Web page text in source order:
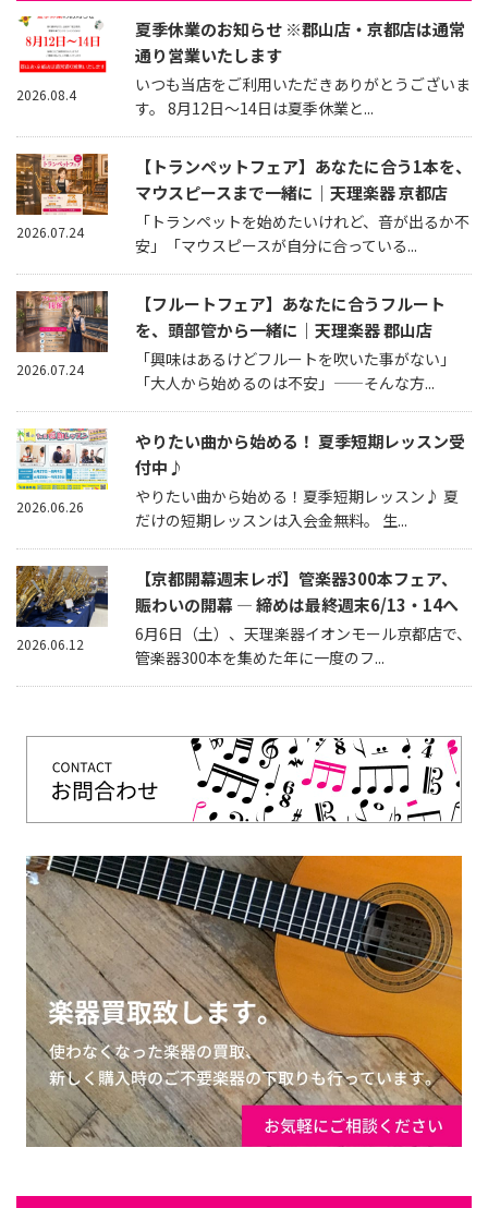
夏季休業のお知らせ ※郡山店・京都店は通常
通り営業いたします
いつも当店をご利用いただきありがとうございま
す。 8月12日～14日は夏季休業と...
2026.08.4
【トランペットフェア】あなたに合う1本を、
マウスピースまで一緒に｜天理楽器 京都店
「トランペットを始めたいけれど、音が出るか不
安」「マウスピースが自分に合っている...
2026.07.24
【フルートフェア】あなたに合うフルート
を、頭部管から一緒に｜天理楽器 郡山店
「興味はあるけどフルートを吹いた事がない」
「大人から始めるのは不安」——そんな方...
2026.07.24
やりたい曲から始める！ 夏季短期レッスン受
付中♪
やりたい曲から始める！夏季短期レッスン♪ 夏
だけの短期レッスンは入会金無料。 生...
2026.06.26
【京都開幕週末レポ】管楽器300本フェア、
賑わいの開幕 — 締めは最終週末6/13・14へ
6月6日（土）、天理楽器イオンモール京都店で、
管楽器300本を集めた年に一度のフ...
2026.06.12